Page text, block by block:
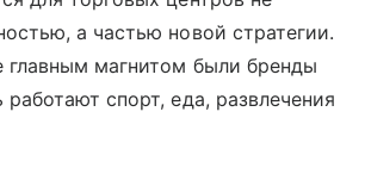
а частью новой стратегии.
главным магнитом были бренды
спорт, еда, развлечения